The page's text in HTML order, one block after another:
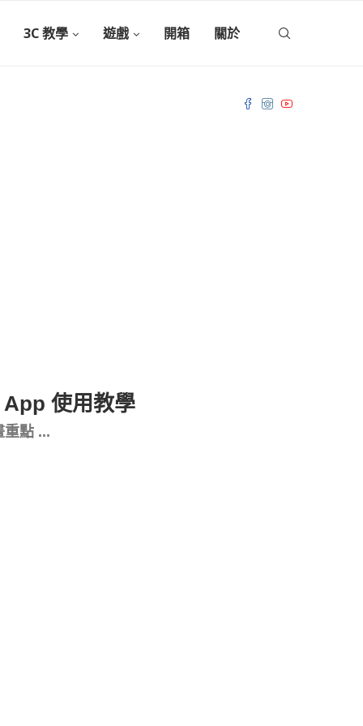
3C 教學 遊戲 開箱 關於
使用教學
重點 ...